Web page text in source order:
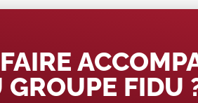
FIDU